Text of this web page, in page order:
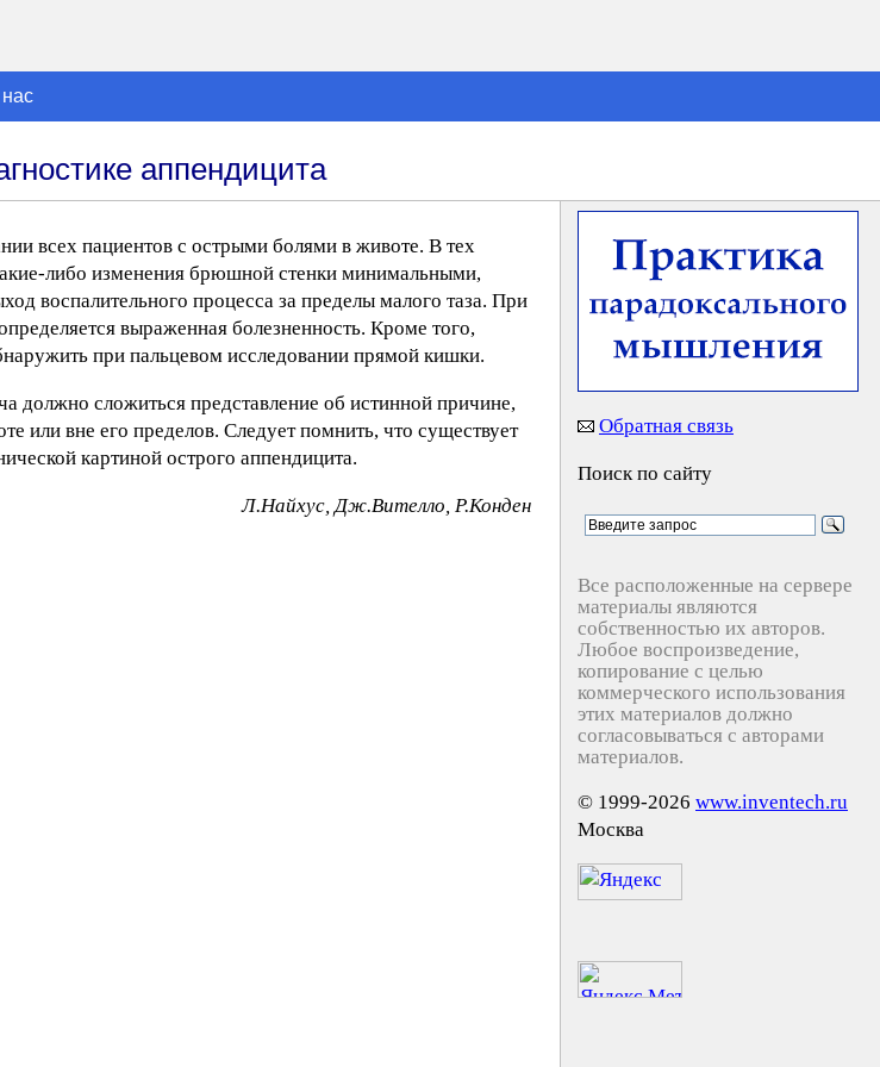
аппендицита
всех пациентов с острыми болями в животе. В тех
либо изменения брюшной стенки минимальными,
воспалительного процесса за пределы малого таза. При
выраженная болезненность. Кроме того,
при пальцевом исследовании прямой кишки.
должно сложиться представление об истинной причине,
или вне его пределов. Следует помнить, что существует
картиной острого аппендицита.
Л.Найхус, Дж.Вителло, Р.Конден
Обратная связь
Поиск по сайту
Все расположенные на сервере
материалы являются
собственностью их авторов.
Любое воспроизведение,
копирование с целью
коммерческого использования
этих материалов должно
согласовываться с авторами
материалов.
© 1999-2026 www.inventech.ru
Москва